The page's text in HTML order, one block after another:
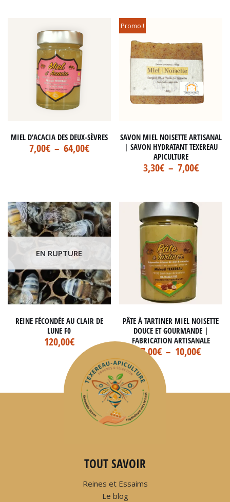
MIEL D’ACACIA DES DEUX-SÈVRES
7,00€ – 64,00€
Promo !
SAVON MIEL NOISETTE ARTISANAL
| SAVON HYDRATANT TEXEREAU
APICULTURE
3,30€ – 7,00€
EN RUPTURE
REINE FÉCONDÉE AU CLAIR DE
LUNE F0
120,00€
PÂTE À TARTINER MIEL NOISETTE
DOUCE ET GOURMANDE |
FABRICATION ARTISANALE
7,00€ – 10,00€
TOUT SAVOIR
Reines et Essaims
Le blog